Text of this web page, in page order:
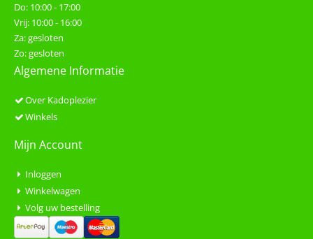
Do: 10:00 - 17:00
Vrij: 10:00 - 16:00
Za: gesloten
Zo: gesloten
Algemene Informatie
Over Kadoplezier
Winkels
Mijn Account
Inloggen
Winkelwagen
Volg uw bestelling